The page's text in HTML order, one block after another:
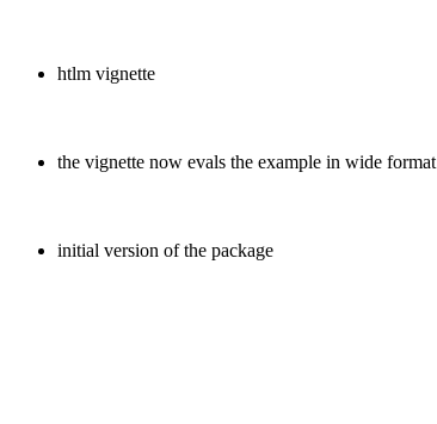
htlm vignette
the vignette now evals the example in wide format
initial version of the package